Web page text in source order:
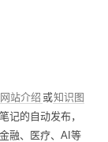
网站介绍 或知识图
记的自动发布，
融、医疗、AI等